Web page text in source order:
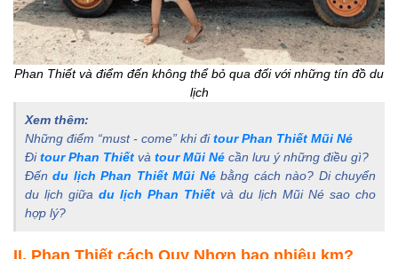
Phan Thiết và điểm đến không thể bỏ qua đối với những tín đồ du
lịch
Xem thêm:
Những điểm “must - come” khi đitour Phan Thiết Mũi Né
Đitour Phan Thiết và tour Mũi Né cần lưu ý những điều gì?
Đếndu lịch Phan Thiết Mũi Nébằng cách nào? Di chuyển
du lịch giữa du lịch Phan Thiết và du lịch Mũi Né sao cho
hợp lý?